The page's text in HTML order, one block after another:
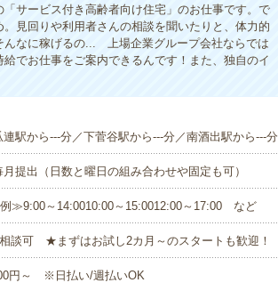
サービス付き高齢者向け住宅」のお仕事です。で
見回りや利用者さんの相談を聞いたりと、体力的
なに稼げるの... 上場企業グループ会社ならでは
でお仕事をご案内できるんです！また、独自のイ
駅から---分／下菅谷駅から---分／南酒出駅から---分
出（日数と曜日の組み合わせや固定も可）
≫9:00～14:0010:00～15:0012:00～17:00 など
談可 ★まずはお試し2カ月～のスタートも歓迎！
円～ ※日払い/週払いOK